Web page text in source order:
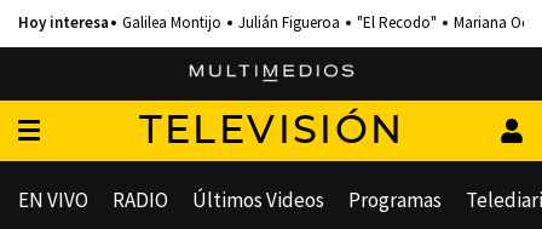
Galilea Montijo Julián Figueroa "El Recodo" Mariana
TELEVISIÓN
EN VIVO RADIO Últimos Videos Programas